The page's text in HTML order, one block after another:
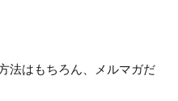
法はもちろん、メルマガだ